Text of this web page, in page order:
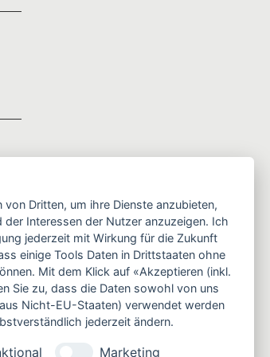
Dritten, um ihre Dienste anzubieten,
Interessen der Nutzer anzuzeigen. Ich
jederzeit mit Wirkung für die Zukunft
einige Tools Daten in Drittstaaten ohne
Mit dem Klick auf «Akzeptieren (inkl.
Sie zu, dass die Daten sowohl von uns
Nicht-EU-Staaten) verwendet werden
jederzeit ändern.
Marketing